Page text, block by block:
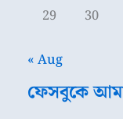
29
30
« Aug
ফেসবুকে